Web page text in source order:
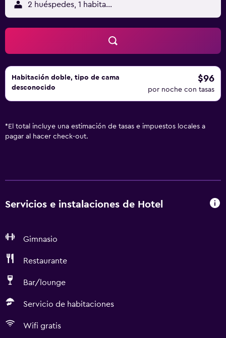
2 huéspedes, 1 habitación
Habitación doble, tipo de cama
desconocido
$96
por noche con tasas
* El total incluye una estimación de tasas e impuestos locales a
pagar al hacer check-out.
Servicios e instalaciones de Hotel
Gimnasio
Restaurante
Bar/lounge
Servicio de habitaciones
Wifi gratis